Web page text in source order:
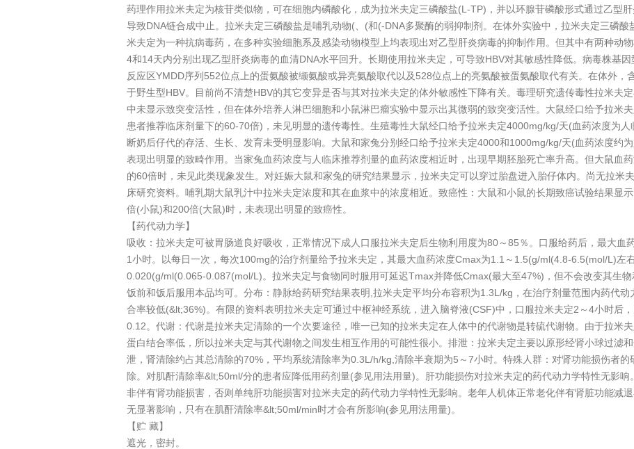
药理作用拉米夫定为核苷类似物，可在细胞内磷酸化，成为拉米夫定三磷酸盐(L-TP)，并以环腺苷磷酸形式通过乙型
导致DNA链合成中止。拉米夫定三磷酸盐是哺乳动物(、(和(-DNA多聚酶的弱抑制剂。在体外实验中，拉米夫定三磷
米夫定为一种抗病毒药，在多种实验细胞系及感染动物模型上均表现出对乙型肝炎病毒的抑制作用。但其中有两种动
4和14天内分别出现乙型肝炎病毒的血清DNA水平回升。长期使用拉米夫定，可导致HBV对其敏感性降低。病毒株基
反应区YMDD序列552位点上的蛋氨酸被缬氨酸或异亮氨酸取代以及528位点上的亮氨酸被蛋氨酸取代有关。在体外，
于野生型HBV。目前尚不清楚HBV的其它变异是否与其对拉米夫定的体外敏感性下降有关。毒理研究遗传毒性拉米夫
中未显示致突变活性，但在体外培养人淋巴细胞和小鼠淋巴瘤实验中显示出其微弱的致突变活性。大鼠经口给予拉米
患者推荐临床剂量下的60-70倍)，未见明显的遗传毒性。生殖毒性大鼠经口给予拉米夫定4000mg/kg/天(血药浓度为
断奶后仔代的存活、生长、发育未受明显影响。大鼠和家兔分别经口给予拉米夫定4000和1000mg/kg/天(血药浓度约
表现出明显的致畸作用。当家兔血药浓度与人临床推荐剂量的血药浓度相近时，出现早期胚胎死亡率升高。但大鼠血
的60倍时，未见此类现象发生。对妊娠大鼠和家兔的研究结果显示，拉米夫定可以穿过胎盘进入胎仔体内。尚无拉米
床研究资料。哺乳期大鼠乳汁中拉米夫定浓度和其在血浆中的浓度相近。致癌性：大鼠和小鼠的长期致癌试验结果显
倍(小鼠)和200倍(大鼠)时，未表现出明显的致癌性。
【药代动力学】
吸收：拉米夫定可被胃肠道良好吸收，正常情况下成人口服拉米夫定后生物利用度为80～85％。口服给药后，最大血
1小时。以每日一次，每次100mg的治疗剂量给予拉米夫定，其最大血药浓度Cmax为1.1～1.5(g/ml(4.8-6.5(mol/L)左
0.020(g/ml(0.065-0.087(mol/L)。拉米夫定与食物同时服用可延迟Tmax并降低Cmax(最大至47%)，但不会改变其生物
饭前和饭后服用本品均可。分布：静脉给药研究结果表明,拉米夫定平均分布容积为1.3L/kg，在治疗剂量范围内药代
合率较低(&lt;36%)。有限的资料表明拉米夫定可通过中枢神经系统，进入脑脊液(CSF)中，口服拉米夫定2～4小时后
0.12。代谢：代谢是拉米夫定清除的一个次要途径，唯一已知的拉米夫定在人体中的代谢物是转硫代谢物。由于拉米
蛋白结合率低，所以拉米夫定与其代谢物之间发生相互作用的可能性很小。排泄：拉米夫定主要以原形经肾小球过滤
泄，肾清除约占其总清除的70%，平均系统清除率为0.3L/h/kg,清除半衰期为5～7小时。特殊人群：对肾功能损伤者
除。对肌酐清除率&lt;50ml/分的患者应降低用药剂量(参见用法用量)。肝功能损伤对拉米夫定的药代动力学特性无影
非伴有肾功能损害，否则单纯肝功能损害对拉米夫定的药代动力学特性无影响。老年人机体正常老化伴有肾脏功能减
无显著影响，只有在肌酐清除率&lt;50ml/min时才会有所影响(参见用法用量)。
【贮 藏】
遮光，密封。